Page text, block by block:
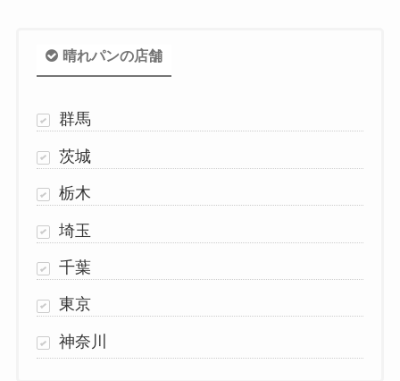
晴れパンの店舗
群馬
茨城
栃木
埼玉
千葉
東京
神奈川